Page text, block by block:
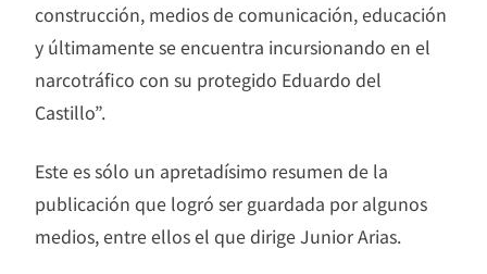
construcción, medios de comunicación, educación
y últimamente se encuentra incursionando en el
narcotráfico con su protegido Eduardo del
Castillo”.
Este es sólo un apretadísimo resumen de la
publicación que logró ser guardada por algunos
medios, entre ellos el que dirige Junior Arias.